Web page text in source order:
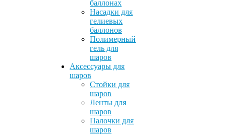
баллонах
Насадки для
гелиевых
баллонов
Полимерный
гель для
шаров
Аксессуары для
шаров
Стойки для
шаров
Ленты для
шаров
Палочки для
шаров